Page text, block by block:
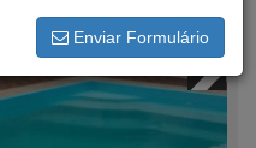
Enviar Formulário